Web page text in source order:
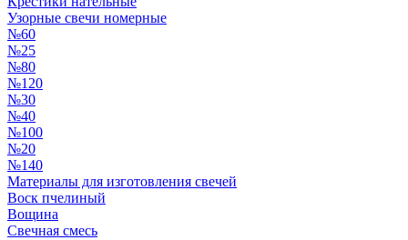
Узорные свечи номерные
№60
№25
№80
№120
№30
№40
№100
№20
№140
Материалы для изготовления свечей
Воск пчелиный
Вощина
Свечная смесь